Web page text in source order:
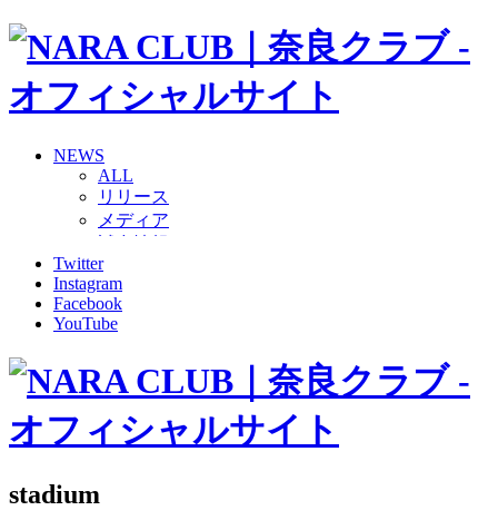
NEWS
ALL
リリース
メディア
グッズ
ファンコミュニティ
普及・育成
ホームタウン
その他
2026/27トップチーム
2026/27トップチームスタッフ
バモス
Twitter
Instagram
Facebook
YouTube
stadium